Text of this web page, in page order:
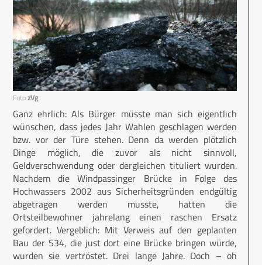
FotozVg
Ganz ehrlich: Als Bürger müsste man sich eigentlich
wünschen, dass jedes Jahr Wahlen geschlagen werden
bzw. vor der Türe stehen. Denn da werden plötzlich
Dinge möglich, die zuvor als nicht sinnvoll,
Geldverschwendung oder dergleichen tituliert wurden.
Nachdem die Windpassinger Brücke in Folge des
Hochwassers 2002 aus Sicherheitsgründen endgültig
abgetragen werden musste, hatten die
Ortsteilbewohner jahrelang einen raschen Ersatz
gefordert. Vergeblich: Mit Verweis auf den geplanten
Bau der S34, die just dort eine Brücke bringen würde,
wurden sie vertröstet. Drei lange Jahre. Doch – oh